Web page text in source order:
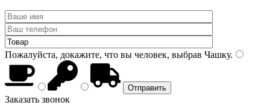
Пожалуйста, докажите, что вы человек, выбрав Чашку.
Заказать звонок